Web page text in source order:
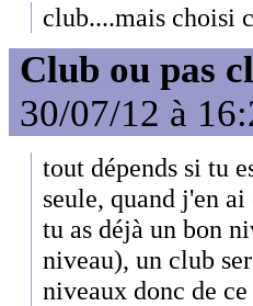
club....mais choisi
Club ou pas
30/07/12 à
tout dépends si tu
seule, quand j'en
tu as déjà un bon
niveau), un club
niveaux donc de